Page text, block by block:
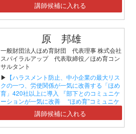
講師候補に入れる
原 邦雄
一般財団法人ほめ育財団 代表理事 株式会社
スパイラルアップ 代表取締役／ほめ育コン
サルタント
▶ 【ハラスメント防止、中小企業の最大リス
クの一つ、労使関係が一気に改善する「ほめ
育」420社以上に導入 『部下とのコミュニケ
ーションが一気に改善 “ほめ育”コミュニケ
ーションセミナー』】講師候補に入れる